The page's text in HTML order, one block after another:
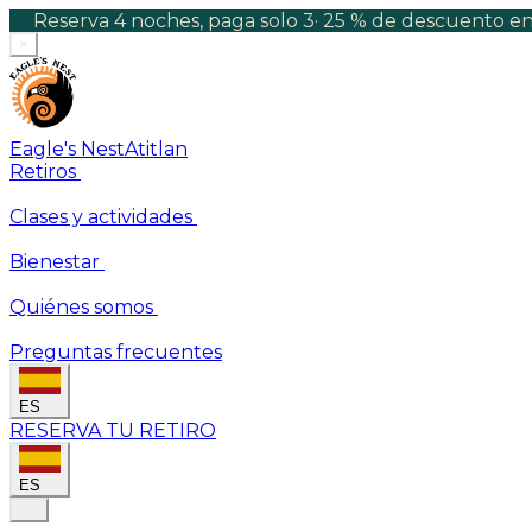
Reserva 4 noches, paga solo 3· 25 % de descuento
×
Eagle's NestAtitlan
Retiros
Clases y actividades
Bienestar
Quiénes somos
Preguntas frecuentes
ES
RESERVA TU RETIRO
ES